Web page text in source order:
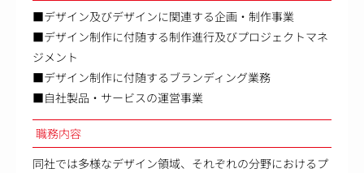
■デザイン及びデザインに関連する企画・制作事業
■デザイン制作に付随する制作進行及びプロジェクトマネ
ジメント
■デザイン制作に付随するブランディング業務
■自社製品・サービスの運営事業
職務内容
同社では多様なデザイン領域、それぞれの分野におけるプ